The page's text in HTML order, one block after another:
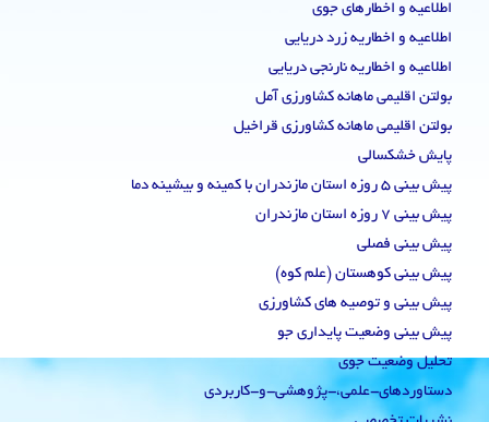
اطلاعیه و اخطارهای جوی
اطلاعیه و اخطاریه زرد دریایی
اطلاعیه و اخطاریه نارنجی دریایی
بولتن اقلیمی ماهانه کشاورزی آمل
بولتن اقلیمی ماهانه کشاورزی قراخیل
پایش خشکسالی
پیش بینی 5 روزه استان مازندران با کمینه و بیشینه دما
پیش بینی 7 روزه استان مازندران
پیش بینی فصلی
پیش بینی کوهستان (علم کوه)
پیش بینی و توصیه های کشاورزی
پیش بینی وضعیت پایداری جو
تحلیل وضعیت جوی
دستاوردهای-علمی،-پژوهشی-و-کاربردی